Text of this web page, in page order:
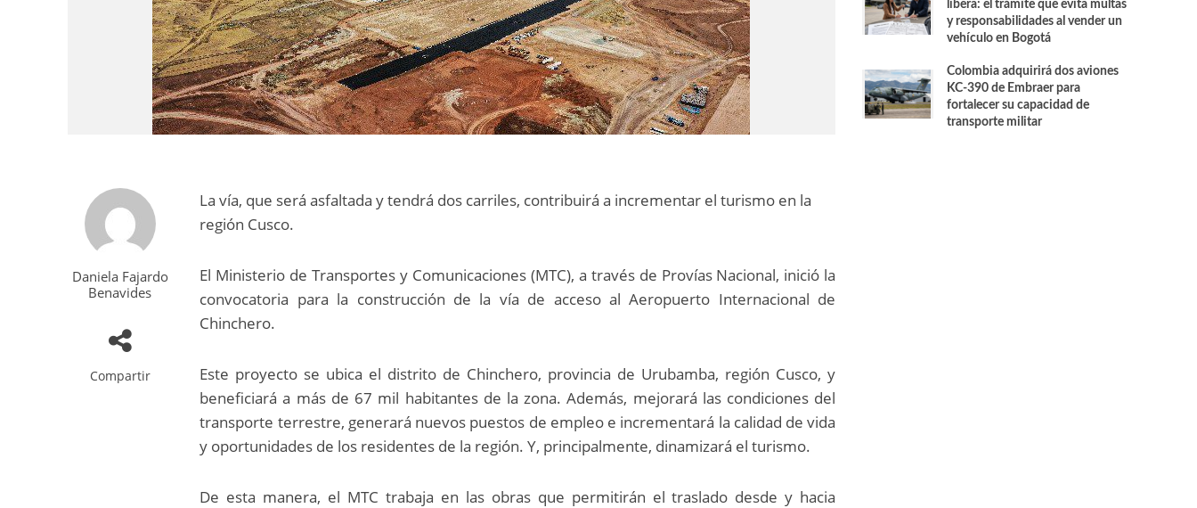
Daniela Fajardo
Benavides
Compartir
La vía, que será asfaltada y tendrá dos carriles, contribuirá a incrementar el turismo en la
región Cusco.
El Ministerio de Transportes y Comunicaciones (MTC), a través de Provías Nacional, inició la
convocatoria para la construcción de la vía de acceso al Aeropuerto Internacional de
Chinchero.
Este proyecto se ubica el distrito de Chinchero, provincia de Urubamba, región Cusco, y
beneficiará a más de 67 mil habitantes de la zona. Además, mejorará las condiciones del
transporte terrestre, generará nuevos puestos de empleo e incrementará la calidad de vida
y oportunidades de los residentes de la región. Y, principalmente, dinamizará el turismo.
De esta manera, el MTC trabaja en las obras que permitirán el traslado desde y hacia
libera: el trámite que evita multas
y responsabilidades al vender un
vehículo en Bogotá
Colombia adquirirá dos aviones
KC-390 de Embraer para
fortalecer su capacidad de
transporte militar